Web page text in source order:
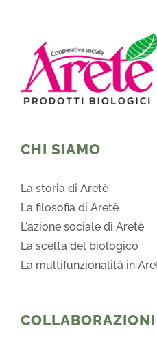
CHI SIAMO
La storia di Aretè
La filosofia di Aretè
L'azione sociale di Aretè
La scelta del biologico
La multifunzionalità in
COLLABORAZIONI